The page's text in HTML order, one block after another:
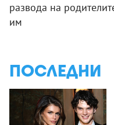
развода на
им
ПОСЛЕДНИ